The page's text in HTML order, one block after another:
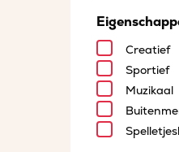
Creatief
Sportief
Muzikaal